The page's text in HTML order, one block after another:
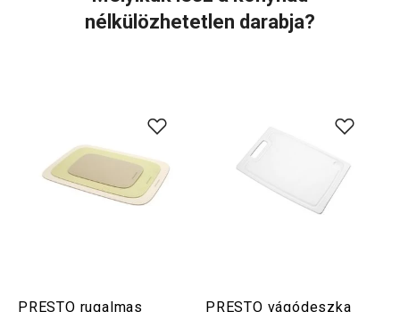
nélkülözhetetlen darabja?
PRESTO rugalmas
PRESTO vágódeszka